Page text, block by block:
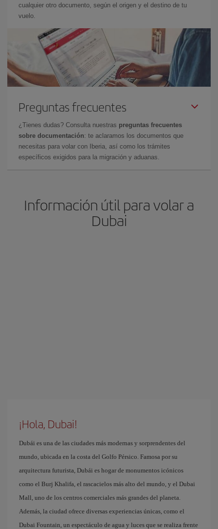
cualquier otro documento, según el origen y el destino de tu
vuelo.
Preguntas frecuentes
¿Tienes dudas? Consulta nuestras preguntas frecuentes
sobre documentación: te aclaramos los documentos que
necesitas para volar con Iberia, así como los trámites
específicos exigidos para la migración y aduanas.
Información útil para volar a
Dubai
¡Hola, Dubai!
Dubái es una de las ciudades más modernas y sorprendentes del
mundo, ubicada en la costa del Golfo Pérsico. Famosa por su
arquitectura futurista, Dubái es hogar de monumentos icónicos
como el Burj Khalifa, el rascacielos más alto del mundo, y el Dubai
Mall, uno de los centros comerciales más grandes del planeta.
Además, la ciudad ofrece diversas experiencias únicas, como el
Dubai Fountain, un espectáculo de agua y luces que se realiza frente